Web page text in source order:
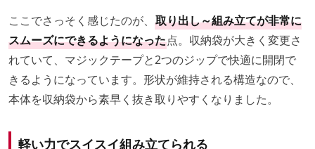
ここでさっそく感じたのが、 取り出し～組み立てが非常に
スムーズにできるようになった点。収納袋が大きく変更さ
れていて、マジックテープと2つのジップで快適に開閉で
きるようになっています。形状が維持される構造なので、
本体を収納袋から素早く抜き取りやすくなりました。
軽い力でスイスイ組み立てられる